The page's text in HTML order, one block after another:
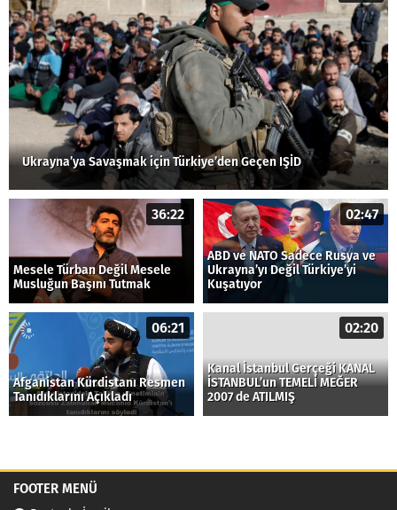
Ukrayna’ya Savaşmak için Türkiye’den Geçen IŞİD
36:22
Mesele Türban Değil Mesele
Musluğun Başını Tutmak
02:47
ABD ve NATO Sadece Rusya ve
Ukrayna’yı Değil Türkiye’yi
Kuşatıyor
06:21
Afganistan Kürdistanı Resmen
Tanıdıklarını Açıkladı
02:20
Kanal İstanbul Gerçeği KANAL
İSTANBUL’un TEMELİ MEĞER
2007 de ATILMIŞ
FOOTER MENÜ